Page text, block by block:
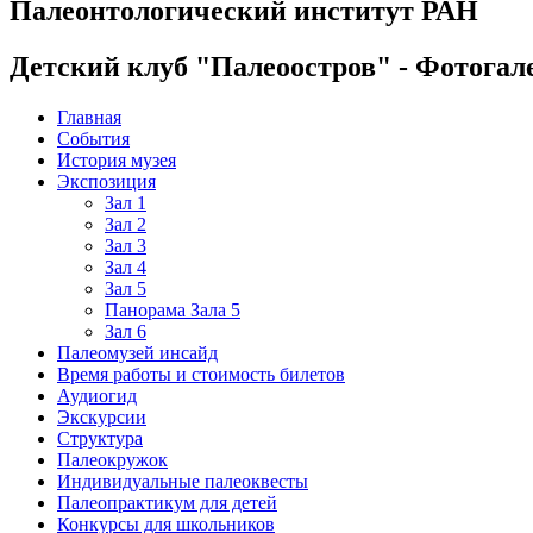
Палеонтологический институт РАН
Детский клуб "Палеоостров" -
Главная
События
История музея
Экспозиция
Зал 1
Зал 2
Зал 3
Зал 4
Зал 5
Панорама Зала 5
Зал 6
Палеомузей инсайд
Время работы и стоимость билетов
Аудиогид
Экскурсии
Структура
Палеокружок
Индивидуальные палеоквесты
Палеопрактикум для детей
Конкурсы для школьников